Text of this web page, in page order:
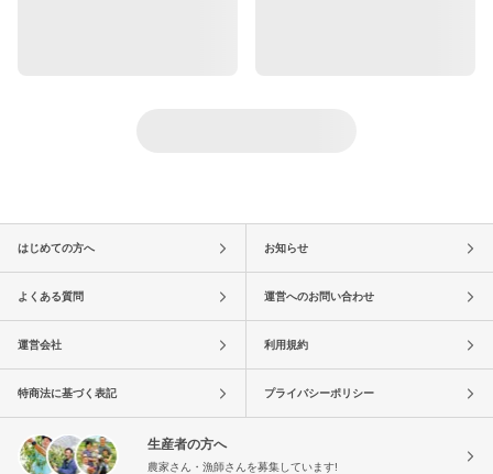
はじめての方へ お知らせ
よくある質問 運営へのお問い合わせ
運営会社 利用規約
特商法に基づく表記 プライバシーポリシー
生産者の方へ
農家さん・漁師さんを募集しています!